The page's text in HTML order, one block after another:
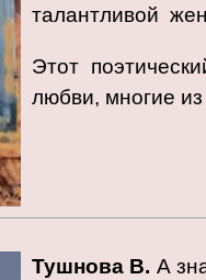
талантливой
Этот
любви, многие
Тушнова В. А